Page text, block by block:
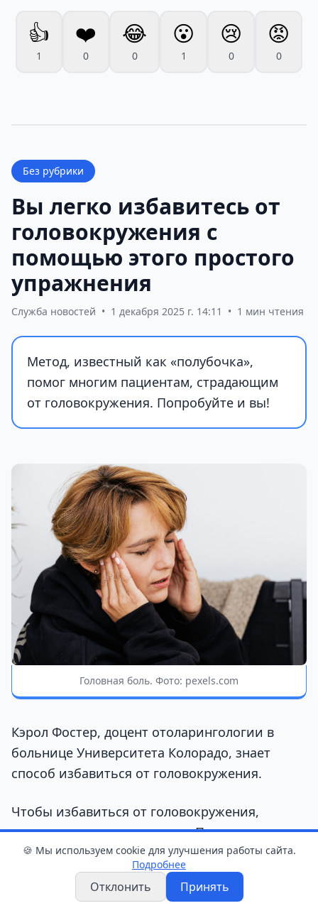
👍
1
❤️
0
😂
0
😮
1
😢
0
😡
0
Без рубрики
Вы легко избавитесь от
головокружения с
помощью этого простого
упражнения
Служба новостей • 1 декабря 2025 г. 14:11 • 1 мин чтения
Метод, известный как «полубочка»,
помог многим пациентам, страдающим
от головокружения. Попробуйте и вы!
Головная боль. Фото: pexels.com
Кэрол Фостер, доцент отоларингологии в
больнице Университета Колорадо, знает
способ избавиться от головокружения.
Чтобы избавиться от головокружения,
сначала встаньте на колени. Поднимите
голову и посмотрите в потолок, затем
опустите её к полу, как будто собираетесь
сделать перекат.
🍪 Мы используем cookie для улучшения работы сайта.
Подробнее
Отклонить Принять